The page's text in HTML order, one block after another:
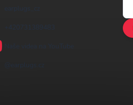
earplugs_cz
+420731389483
Naše videa na YouTube
@earplugs.cz